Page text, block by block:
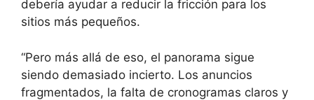
debería ayudar a reducir la fricción para los
sitios más pequeños.
“Pero más allá de eso, el panorama sigue
siendo demasiado incierto. Los anuncios
fragmentados, la falta de cronogramas claros y